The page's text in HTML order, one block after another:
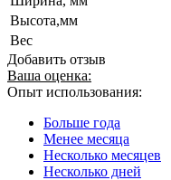
Высота,мм
Вес
Добавить отзыв
Ваша оценка:
Опыт использования:
Больше года
Менее месяца
Несколько месяцев
Несколько дней